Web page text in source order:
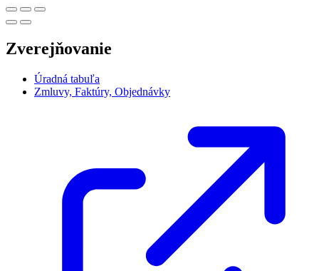
Zverejňovanie
Úradná tabuľa
Zmluvy, Faktúry, Objednávky